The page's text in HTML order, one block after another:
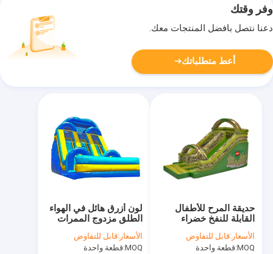
وفر وقتك
دعنا نتصل بأفضل المنتجات معك.
أعط متطلباتك
لون أزرق هائل في الهواء
الطلق مزدوج الممرات
المضخة للتسجيل
الأسعار:قابل للتفاوض
MOQ: قطعة واحدة
حديقة المرح للأطفال
القابلة للنفخ خضراء
الصين الجيش المنزلق
للإيجار
الأسعار:قابل للتفاوض
MOQ: قطعة واحدة